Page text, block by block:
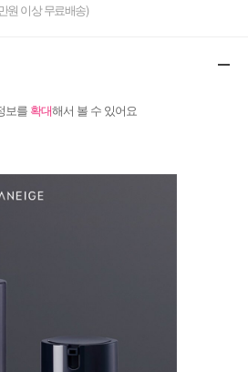
원 이상 무료배송)
보를 확대해서 볼 수 있어요